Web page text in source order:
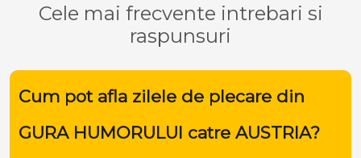
Cele mai frecvente intrebari si
raspunsuri
Cum pot afla zilele de plecare din
GURA HUMORULUI catre AUSTRIA?